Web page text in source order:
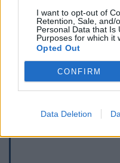
I want to opt-out of
Retention, Sale, and/
Personal Data that Is
Purposes for which it
Opted Out
CONFIRM
Data Deletion
Afficher la carte